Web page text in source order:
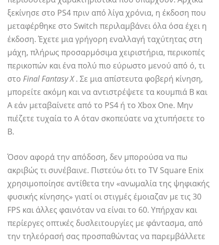
ξεκίνησε στο PS4 πριν από λίγα χρόνια, η έκδοση που
μεταφέρθηκε στο Switch περιλαμβάνει όλα όσα έχει η
έκδοση. Έχετε μια γρήγορη εναλλαγή ταχύτητας στη
μάχη, πλήρως προσαρμόσιμα χειριστήρια, περικοπές
περικοπών και ένα πολύ πιο εύρωστο μενού από ό, τι
στο Final Fantasy X. Σε μια απίστευτα φοβερή κίνηση,
μπορείτε ακόμη και να αντιστρέψετε τα κουμπιά B και
A εάν μεταβαίνετε από το PS4 ή το Xbox One. Μην
πιέζετε τυχαία το A όταν σκοπεύατε να χτυπήσετε το
B.
Όσον αφορά την απόδοση, δεν μπορούσα να πω
ακριβώς τι συνέβαινε. Πιστεύω ότι το TV Square Enix
χρησιμοποίησε αντίθετα την «ανωμαλία της ψηφιακής
φυσικής κίνησης» γιατί οι στιγμές έμοιαζαν με τις 30
FPS και άλλες φαινόταν να είναι το 60. Υπήρχαν και
περίεργες οπτικές δυσλειτουργίες με φάντασμα, από
την τηλεόρασή σας προσπαθώντας να παρεμβάλλετε